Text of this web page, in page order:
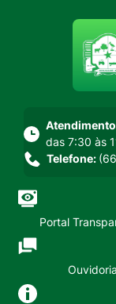
das 7:30 às
Telefone:
Portal
Ouvidoria